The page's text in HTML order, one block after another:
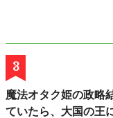
3
魔法オタク姫の政略
ていたら、大国の王